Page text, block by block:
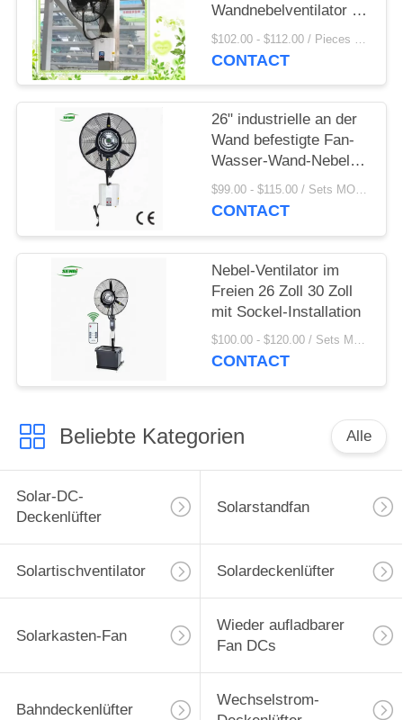
Wandnebelventilator im
Freien mit
Wasserspray
$102.00 - $112.00 / Pieces MOQ:10 Piece / Pieces
CONTACT
26" industrielle an der
Wand befestigte Fan-
Wasser-Wand-Nebel-
Fan-Spray-Fan im
Freien
$99.00 - $115.00 / Sets MOQ:1 Set / Sets
CONTACT
Nebel-Ventilator im
Freien 26 Zoll 30 Zoll
mit Sockel-Installation
$100.00 - $120.00 / Sets MOQ:5 Set / Sets
CONTACT
Beliebte Kategorien Alle
Solar-DC-
Deckenlüfter
Solarstandfan
Solartischventilator Solardeckenlüfter
Solarkasten-Fan
Wieder aufladbarer
Fan DCs
Bahndeckenlüfter
Wechselstrom-